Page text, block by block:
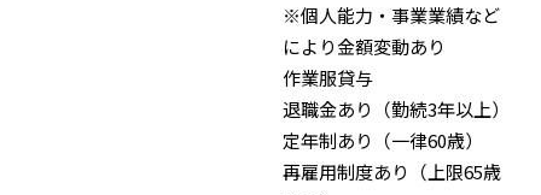
※個人能力・事業業績など
により金額変動あり
作業服貸与
退職金あり（勤続3年以上）
定年制あり（一律60歳）
再雇用制度あり（上限65歳